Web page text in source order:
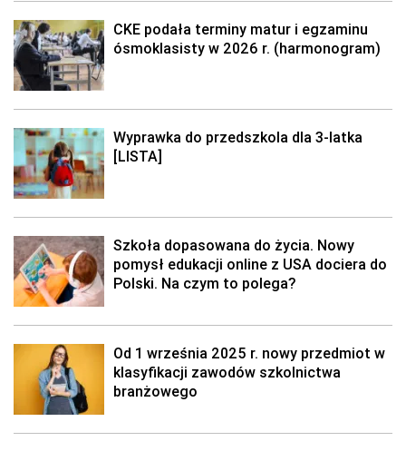
CKE podała terminy matur i egzaminu
ósmoklasisty w 2026 r. (harmonogram)
Wyprawka do przedszkola dla 3-latka
[LISTA]
Szkoła dopasowana do życia. Nowy
pomysł edukacji online z USA dociera do
Polski. Na czym to polega?
Od 1 września 2025 r. nowy przedmiot w
klasyfikacji zawodów szkolnictwa
branżowego